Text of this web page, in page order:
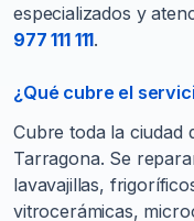
especializados y
977 111 111.
¿Qué cubre el
Cubre toda la ciudad
Tarragona. Se
lavavajillas,
vitrocerámicas,